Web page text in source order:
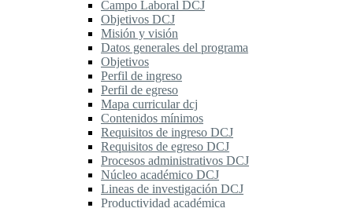
Campo Laboral DCJ
Objetivos DCJ
Misión y visión
Datos generales del programa
Objetivos
Perfil de ingreso
Perfil de egreso
Mapa curricular dcj
Contenidos mínimos
Requisitos de ingreso DCJ
Requisitos de egreso DCJ
Procesos administrativos DCJ
Núcleo académico DCJ
Lineas de investigación DCJ
Productividad académica